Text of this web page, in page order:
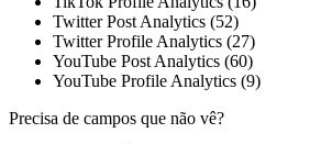
Twitter Post Analytics (52)
Twitter Profile Analytics (27)
YouTube Post Analytics (60)
YouTube Profile Analytics (9)
Precisa de campos que não vê?